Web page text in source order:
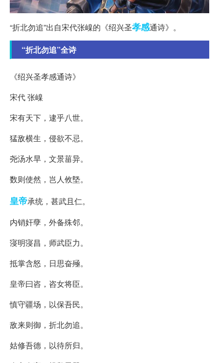
“折北勿追”出自宋代张嵲的《绍兴圣孝感通诗》。
“折北勿追”全诗
《绍兴圣孝感通诗》
宋代 张嵲
宋有天下，逮乎八世。
猛敌横生，侵欲不忌。
尧汤水旱，文景菑异。
数则使然，岂人攸墍。
皇帝承统，甚武且仁。
内销奸孽，外备殊邻。
寖明寖昌，师武臣力。
抵掌含怒，日思奋殛。
皇帝曰咨，咨女将臣。
慎守疆场，以保吾民。
敌来则御，折北勿追。
姑修吾德，以待所归。